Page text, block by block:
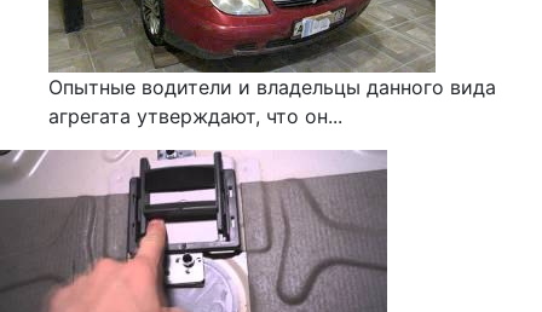
Опытные водители и владельцы данного вида
агрегата утверждают, что он...